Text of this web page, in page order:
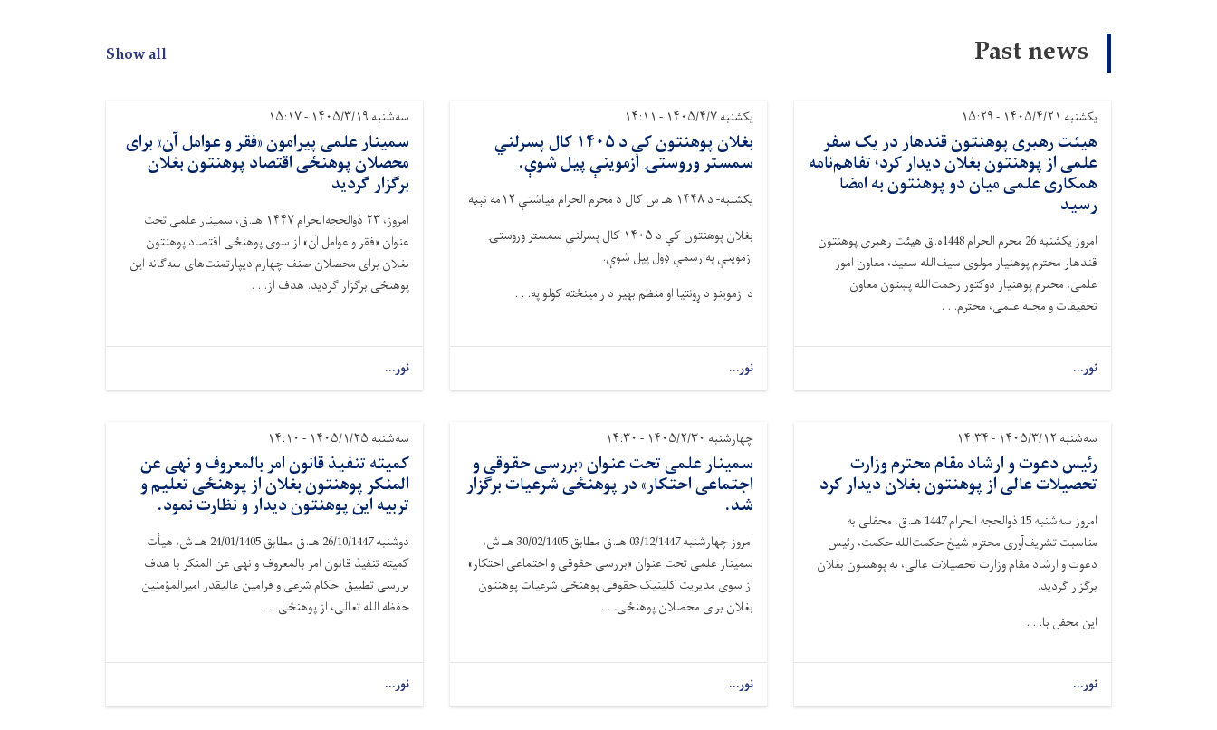
Past news
Show all
یکشنبه ۱۴۰۵/۴/۲۱ - ۱۵:۲۹
هیئت رهبری پوهنتون قندهار در یک سفر
علمی از پوهنتون بغلان دیدار کرد؛ تفاهم‌نامه
همکاری علمی میان دو پوهنتون به امضا
رسید
امروز یکشنبه 26 محرم الحرام 1448ه.ق هیئت رهبری پوهنتون
قندهار محترم پوهنیار مولوی سیف‌الله سعید، معاون امور
علمی، محترم پوهنیار دوکتور رحمت‌الله پښتون معاون
تحقیقات و مجله علمی، محترم. . .
نور...
یکشنبه ۱۴۰۵/۴/۷ - ۱۴:۱۱
بغلان پوهنتون کې د ۱۴۰۵ کال پسرلني
سمستر وروستۍ ازموینې پیل شوې.
یکشنبه- د ۱۴۴۸ هـ س کال د محرم الحرام میاشتې ۱۲مه نېټه
بغلان پوهنتون کې د ۱۴۰۵ کال پسرلني سمستر وروستۍ
ازموینې په رسمي ډول پیل شوې.
د ازموینو د ړونتیا او منظم بهیر د رامینځته کولو په. . .
نور...
سه‌شنبه ۱۴۰۵/۳/۱۹ - ۱۵:۱۷
سمینار علمی پیرامون «فقر و عوامل آن» برای
محصلان پوهنځی اقتصاد پوهنتون بغلان
برگزار گردید
امروز،۲۳ ذوالحجه‌الحرام۱۴۴۷ هـ.ق، سمینار علمی تحت
عنوان «فقر و عوامل آن» از سوی پوهنځی اقتصاد پوهنتون
بغلان برای محصلان صنف چهارم دیپارتمنت‌های سه‌گانه این
پوهنځی برگزار گردید. هدف از. . .
نور...
سه‌شنبه ۱۴۰۵/۳/۱۲ - ۱۴:۳۴
رئیس دعوت و ارشاد مقام محترم وزارت
تحصیلات عالی از پوهنتون بغلان دیدار کرد
امروز سه‌شنبه 15 ذوالحجه الحرام 1447 هـ.ق،
محفلی به
مناسبت تشریف‌آوری محترم شیخ حکمت‌الله حکمت، رئیس
دعوت و ارشاد مقام وزارت تحصیلات عالی، به پوهنتون بغلان
برگزار گردید.
این محفل با. . .
نور...
چهارشنبه ۱۴۰۵/۲/۳۰ - ۱۴:۳۰
سمینار علمی تحت عنوان «بررسی حقوقی و
اجتماعی احتکار» در پوهنځی شرعیات برگزار
شد.
امروز چهارشنبه 03/12/1447 هـ.ق مطابق 30/02/1405 هـ.ش،
سمینار علمی تحت عنوان «بررسی حقوقی و اجتماعی احتکار»
از سوی مدیریت کلینیک حقوقی پوهنځی شرعیاتپوهنتون
بغلان برای محصلان پوهنځی. . .
نور...
سه‌شنبه ۱۴۰۵/۱/۲۵ - ۱۴:۱۰
کمیته تنفیذ قانون امر بالمعروف و نهی عن
المنکر پوهنتون بغلان از پوهنځی تعلیم و
تربیه این پوهنتون دیدار و نظارت نمود.
دوشنبه 26/10/1447 هـ.ق مطابق 24/01/1405 هـ.ش، هیأت
کمیته تنفیذ قانون امر بالمعروف و نهی عن المنکر با هدف
بررسی تطبیق احکام شرعی و فرامین عالیقدر امیرالمؤمنین
حفظه الله تعالی، از پوهنځی. . .
نور...